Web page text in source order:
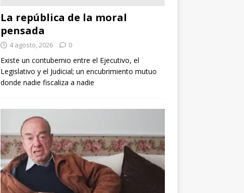
La república de la moral
pensada
4 agosto, 2026 0
Existe un contubernio entre el Ejecutivo, el
Legislativo y el Judicial; un encubrimiento mutuo
donde nadie fiscaliza a nadie